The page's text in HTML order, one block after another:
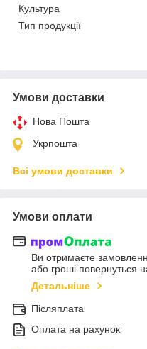
Культура
Тип продукції
Умови доставки
Нова Пошта
Укрпошта
Всі умови доставки
Умови оплати
Ви отримаєте
або гроші повернуться
Детальніше
Післяплата
Оплата на рахунок